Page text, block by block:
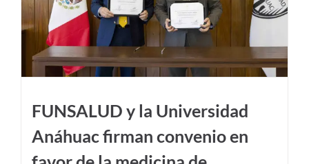
FUNSALUD y la Universidad
Anáhuac firman convenio en